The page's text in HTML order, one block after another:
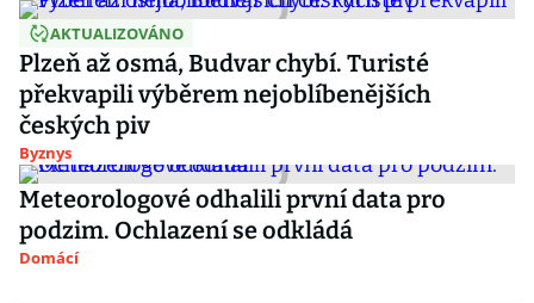
AKTUALIZOVÁNO
Plzeň až osmá, Budvar chybí. Turisté
překvapili výběrem nejoblíbenějších
českých piv
Byznys
Meteorologové odhalili první data pro
podzim. Ochlazení se odkládá
Domácí